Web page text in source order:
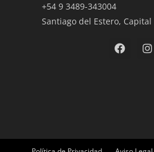
+54 9 3489-343004
Santiago del Estero,